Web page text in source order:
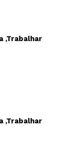
,Trabalhar
,Trabalhar